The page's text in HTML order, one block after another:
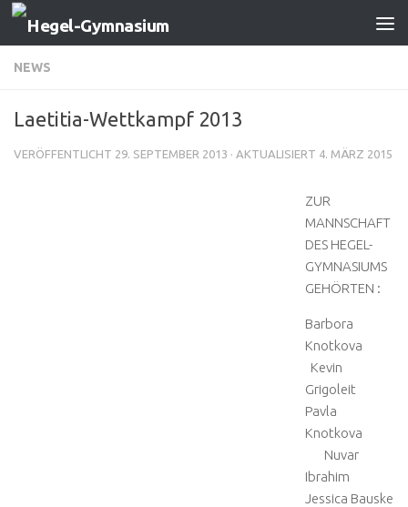
Zum Inhalt springen
NEWS
Laetitia-Wettkampf 2013
VERÖFFENTLICHT 29. SEPTEMBER 2013 · AKTUALISIERT 4. MÄRZ 2015
ZUR
MANNSCHAFT
DES HEGEL-
GYMNASIUMS
GEHÖRTEN :
Barbora
Knotkova
Kevin
Grigoleit
Pavla
Knotkova
Nuvar
Ibrahim
Jessica Bauske